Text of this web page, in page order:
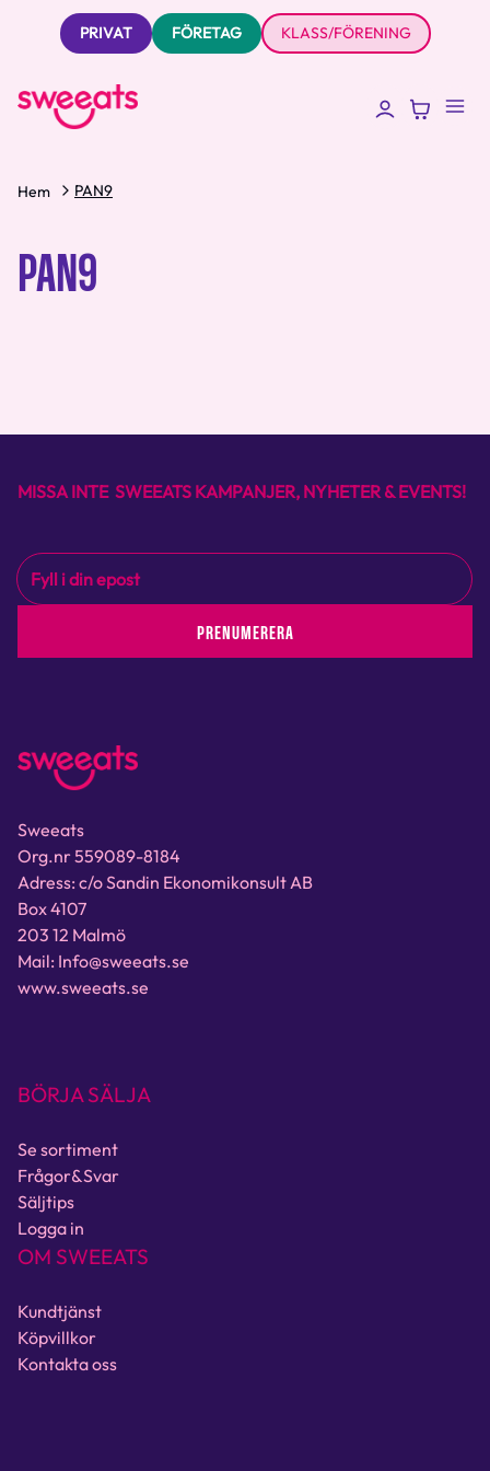
PRIVAT FÖRETAG KLASS/FÖRENING
Hem PAN9
PAN9
MISSA INTE SWEEATS KAMPANJER, NYHETER & EVENTS!
PRENUMERERA
Sweeats
Org.nr 559089-8184
Adress: c/o Sandin Ekonomikonsult AB
Box 4107
203 12 Malmö
Mail: Info@sweeats.se
www.sweeats.se
BÖRJA SÄLJA
Se sortiment
Frågor&Svar
Säljtips
Logga in
OM SWEEATS
Kundtjänst
Köpvillkor
Kontakta oss